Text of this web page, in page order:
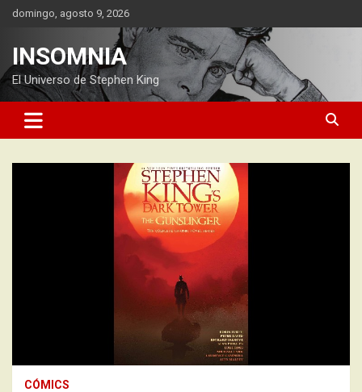
Saltardomingo, agosto 9, 2026
INSOMNIA
El Universo de Stephen King
CÓMICS